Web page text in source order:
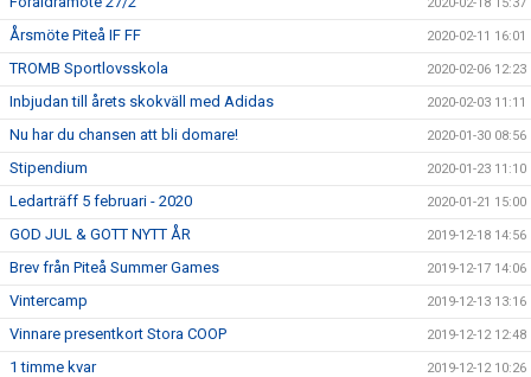
Årsmöte Piteå IF FF 2020-02-11 16:01
TROMB Sportlovsskola 2020-02-06 12:23
Inbjudan till årets skokväll med Adidas 2020-02-03 11:11
Nu har du chansen att bli domare! 2020-01-30 08:56
Stipendium 2020-01-23 11:10
Ledarträff 5 februari - 2020 2020-01-21 15:00
GOD JUL & GOTT NYTT ÅR 2019-12-18 14:56
Brev från Piteå Summer Games 2019-12-17 14:06
Vintercamp 2019-12-13 13:16
Vinnare presentkort Stora COOP 2019-12-12 12:48
1 timme kvar 2019-12-12 10:26